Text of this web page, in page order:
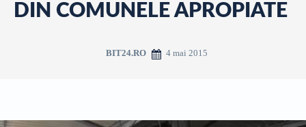
DIN COMUNELE APROPIATE
BIT24.RO 4 mai 2015